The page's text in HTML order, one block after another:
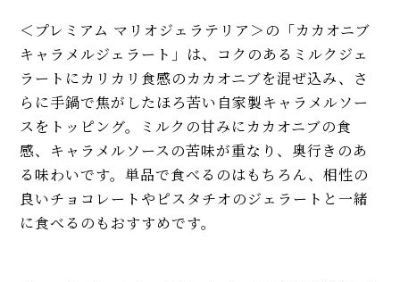
＜プレミアム マリオジェラテリア＞の「カカオニブ
キャラメルジェラート」は、コクのあるミルクジェ
ラートにカリカリ食感のカカオニブを混ぜ込み、さ
らに手鍋で焦がしたほろ苦い自家製キャラメルソー
スをトッピング。ミルクの甘みにカカオニブの食
感、キャラメルソースの苦味が重なり、奥行きのあ
る味わいです。単品で食べるのはもちろん、相性の
良いチョコレートやピスタチオのジェラートと一緒
に食べるのもおすすめです。